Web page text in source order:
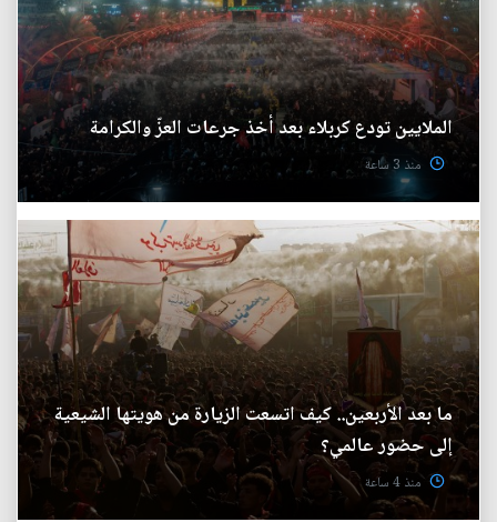
الملايين تودع كربلاء بعد أخذ جرعات العزّ والكرامة
منذ 3 ساعة
ما بعد الأربعين.. كيف اتسعت الزيارة من هويتها الشيعية
إلى حضور عالمي؟
منذ 4 ساعة